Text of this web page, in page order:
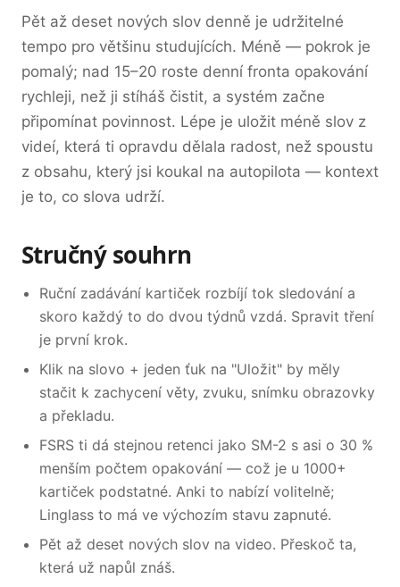
Pět až deset nových slov denně je udržitelné
tempo pro většinu studujících. Méně — pokrok je
pomalý; nad 15–20 roste denní fronta opakování
rychleji, než ji stíháš čistit, a systém začne
připomínat povinnost. Lépe je uložit méně slov z
videí, která ti opravdu dělala radost, než spoustu
z obsahu, který jsi koukal na autopilota — kontext
je to, co slova udrží.
Stručný souhrn
Ruční zadávání kartiček rozbíjí tok sledování a
skoro každý to do dvou týdnů vzdá. Spravit tření
je první krok.
Klik na slovo + jeden ťuk na "Uložit" by měly
stačit k zachycení věty, zvuku, snímku obrazovky
a překladu.
FSRS ti dá stejnou retenci jako SM-2 s asi o 30 %
menším počtem opakování — což je u 1000+
kartiček podstatné. Anki to nabízí volitelně;
Linglass to má ve výchozím stavu zapnuté.
Pět až deset nových slov na video. Přeskoč ta,
která už napůl znáš.